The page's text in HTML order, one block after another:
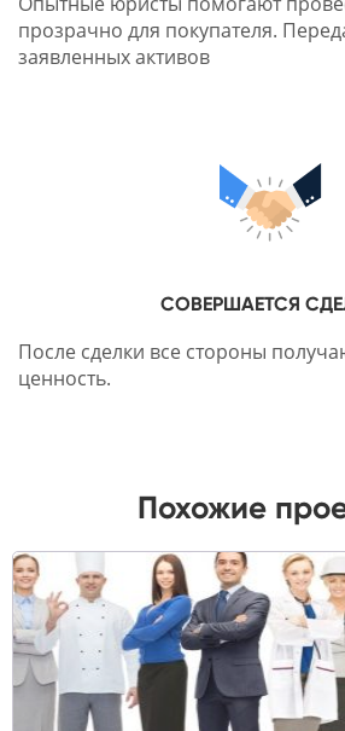
прозрачно для покупателя.
заявленных активов
СОВЕРШАЕТСЯ
После сделки все стороны
ценность.
Похожие